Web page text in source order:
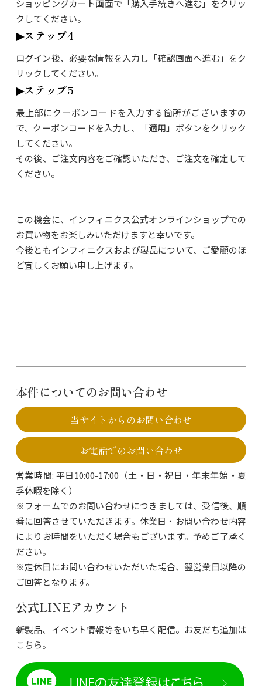
ショッピングカート画面で「購入手続きへ進む」をクリッ
クしてください。
▶︎ステップ4
ログイン後、必要な情報を入力し「確認画面へ進む」をク
リックしてください。
▶︎ステップ5
最上部にクーポンコードを入力する箇所がございますの
で、クーポンコードを入力し、「適用」ボタンをクリック
してください。
その後、ご注文内容をご確認いただき、ご注文を確定して
ください。
この機会に、インフィニクス公式オンラインショップでの
お買い物をお楽しみいただけますと幸いです。
今後ともインフィニクスおよび製品について、ご愛顧のほ
ど宜しくお願い申し上げます。
本件についてのお問い合わせ
当サイトからのお問い合わせ
お電話でのお問い合わせ
営業時間: 平日10:00-17:00（土・日・祝日・年末年始・夏
季休暇を除く）
※フォームでのお問い合わせにつきましては、受信後、順
番に回答させていただきます。休業日・お問い合わせ内容
によりお時間をいただく場合もございます。予めご了承く
ださい。
※定休日にお問い合わせいただいた場合、翌営業日以降の
ご回答となります。
公式LINEアカウント
新製品、イベント情報等をいち早く配信。お友だち追加は
こちら。